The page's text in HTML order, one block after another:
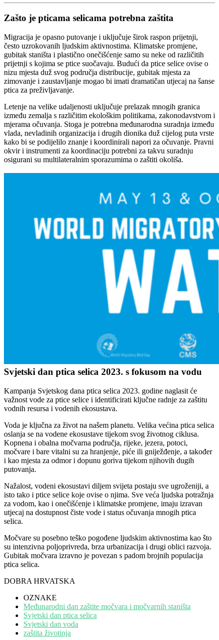
Zašto je pticama selicama potrebna zaštita
Migracija je opasno putovanje i uključuje širok raspon prijetnji,
često uzrokovanih ljudskim aktivnostima. Klimatske promjene,
gubitak staništa i plastično onečišćenje samo su neke od različitih
prijetnji s kojima se ptice suočavaju. Budući da ptice selice ovise o
nizu mjesta duž svog područja distribucije, gubitak mjesta za
zimovanje i zaustavljanje mogao bi imati dramatičan utjecaj na šanse
ptica za preživljavanje.
Letenje na velike udaljenosti uključuje prelazak mnogih granica
između zemalja s različitim ekološkim politikama, zakonodavstvom i
mjerama očuvanja. Stoga je potrebna međunarodna suradnja između
vlada, nevladinih organizacija i drugih dionika duž cijelog puta vrste
kako bi se podijelilo znanje i koordinirali napori za očuvanje. Pravni
okvir i instrumenti za koordinaciju potrebni za takvu suradnju
osigurani su multilateralnim sporazumima o zaštiti okoliša.
Svjetski dan ptica selica 2023. s fokusom na vodu
Kampanja Svjetskog dana ptica selica 2023. godine naglasit će
važnost vode za ptice selice i identificirati ključne radnje za zaštitu
vodnih resursa i vodenih ekosustava.
Voda je ključna za život na našem planetu. Velika većina ptica selica
oslanja se na vodene ekosustave tijekom svog životnog ciklusa.
Kopnena i obalna močvarna područja, rijeke, jezera, potoci,
močvare i bare vitalni su za hranjenje, piće ili gniježđenje, a također
i kao mjesta za odmor i dopunu goriva tijekom njihovih dugih
putovanja.
Nažalost, vodeni ekosustavi diljem svijeta postaju sve ugroženiji, a
isto tako i ptice selice koje ovise o njima. Sve veća ljudska potražnja
za vodom, kao i onečišćenje i klimatske promjene, imaju izravan
utjecaj na dostupnost čiste vode i status očuvanja mnogih ptica
selica.
Močvare su posebno teško pogođene ljudskim aktivnostima kao što
su intenzivna poljoprivreda, brza urbanizacija i drugi oblici razvoja.
Gubitak močvara izravno je povezan s padom brojnih populacija
ptica selica.
DOBRA HRVATSKA
OZNAKE
Međunarodni dan zaštite močvara i močvarnih staništa
Svjetski dan ptica selica
Svjetski dan voda
zaštita životinja